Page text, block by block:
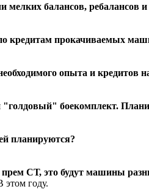
мелких балансов, ребалансов
кредитам прокачиваемых
опыта и кредитов
боекомплект.
планируются?
СТ, это будут машины
году.